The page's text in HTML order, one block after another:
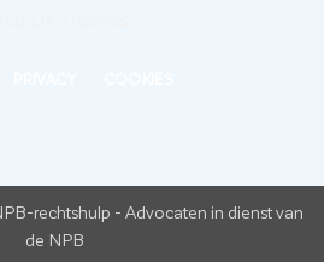
rechtshulp - Advocaten in dienst van
de NPB